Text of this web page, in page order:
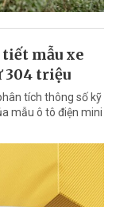
tiết mẫu xe
304 triệu
tích thông số kỹ
mẫu ô tô điện mini